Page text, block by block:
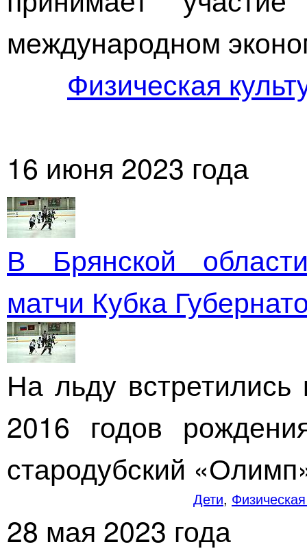
международном
Физическая
16 июня 2023 года
В Брянской
матчи Кубка
На льду
2016 годов
стародубский
Дети,
28 мая 2023 года